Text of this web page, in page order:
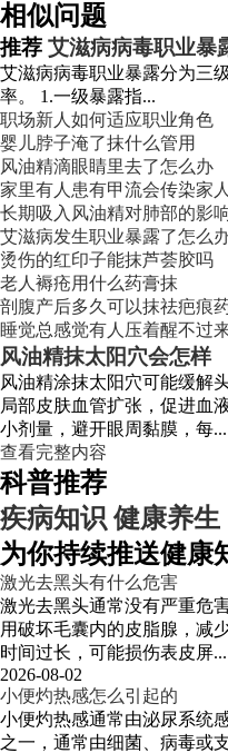
相似问题
推荐 艾滋病病毒职业暴
艾滋病病毒职业暴露分为三
率。 1.一级暴露指...
职场新人如何适应职业角色
婴儿脖子淹了抹什么管用
风油精滴眼睛里去了怎么办
家里有人患有甲流会传染家
长期吸入风油精对肺部的影
艾滋病发生职业暴露了怎么
烫伤的红印子能抹芦荟胶吗
老人褥疮用什么药膏抹
剖腹产后多久可以抹祛疤痕
睡觉总感觉有人压着醒不过
风油精抹太阳穴会怎样
风油精涂抹太阳穴可能缓解
局部皮肤血管扩张，促进血
小剂量，避开眼周黏膜，每...
查看完整内容
科普推荐
疾病知识 健康养生
为你持续推送健康
激光去黑头有什么危害
激光去黑头通常没有严重危
用破坏毛囊内的皮脂腺，减
时间过长，可能损伤表皮屏...
2026-08-02
小便灼热感怎么引起的
小便灼热感通常由泌尿系统
之一，通常由细菌、病毒或